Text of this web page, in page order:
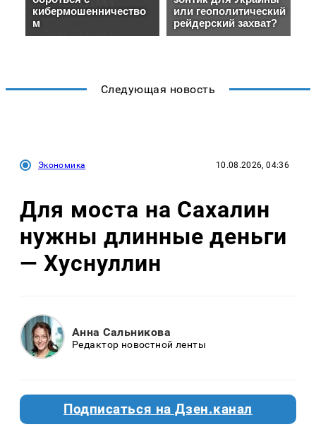
Следующая новость
Экономика 10.08.2026, 04:36
Для моста на Сахалин
нужны длинные деньги
— Хуснуллин
Анна Сальникова
Редактор новостной ленты
Подписаться на Дзен.канал